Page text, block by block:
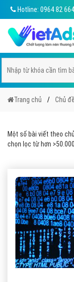
Hotline: 0964 82
Trang chủ Chủ
Một số bài viết theo
chọn lọc từ hơn